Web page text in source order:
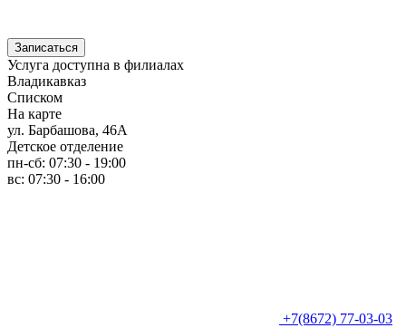
Записаться
Услуга доступна в филиалах
Владикавказ
Списком
На карте
ул. Барбашова, 46А
Детское отделение
пн-сб: 07:30 - 19:00
вс: 07:30 - 16:00
+7(8672) 77-03-03